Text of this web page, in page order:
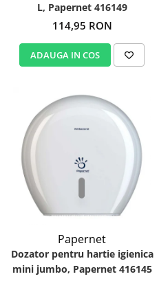
L, Papernet 416149
114,95 RON
ADAUGA IN COS
Papernet
Dozator pentru hartie igienica
mini jumbo, Papernet 416145